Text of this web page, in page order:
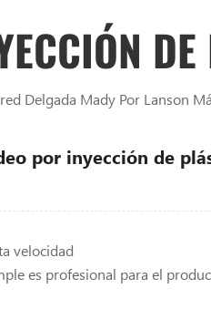
Delgada Mady Por Lanson
por inyección de
velocidad
es profesional para el